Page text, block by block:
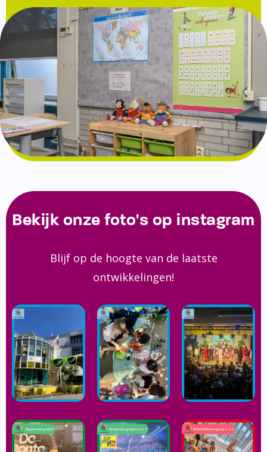
Bekijk onze foto's op instagram
Blijf op de hoogte van de laatste
ontwikkelingen!